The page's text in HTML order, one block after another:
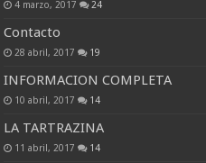
4 marzo, 2017 24
Contacto
28 abril, 2017 19
INFORMACION COMPLETA
10 abril, 2017 14
LA TARTRAZINA
11 abril, 2017 14